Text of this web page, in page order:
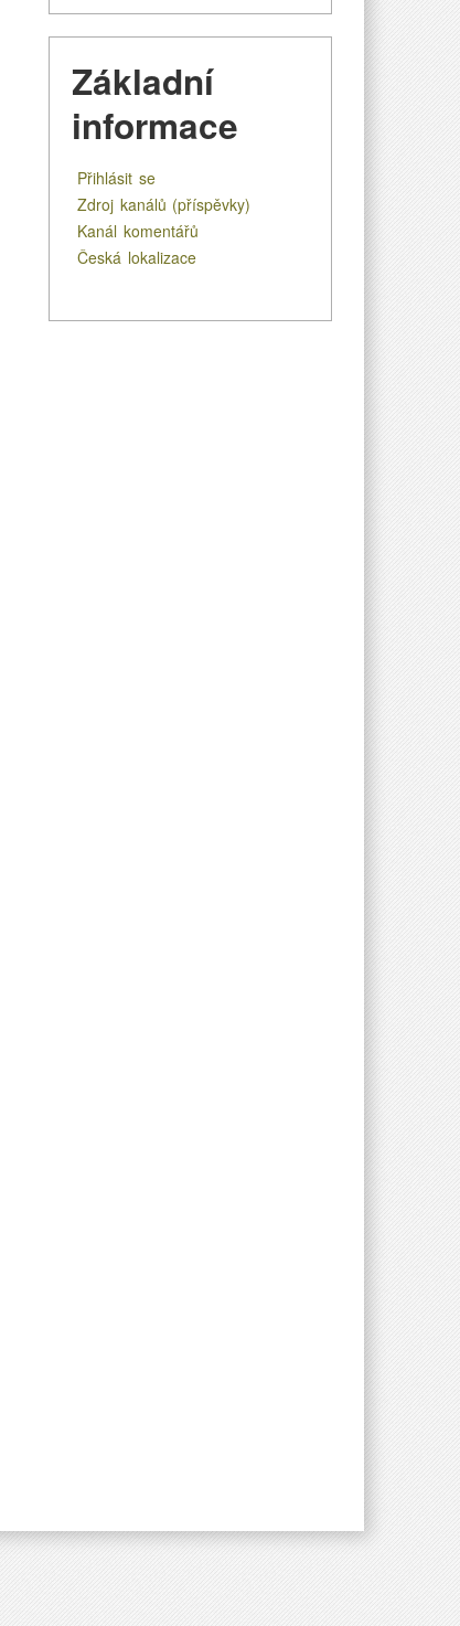
Základní
informace
Přihlásit se
Zdroj kanálů (příspěvky)
Kanál komentářů
Česká lokalizace